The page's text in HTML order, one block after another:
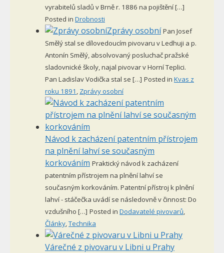
vyrabitelů sladů v Brně r. 1886 na pojištění […]
Posted in Drobnosti
Zprávy osobní Pan Josef
Smělý stal se dílovedoucím pivovaru v Ledhuji a p.
Antonín Smělý, absolvovaný posluchač pražské
sladovnické školy, najal pivovar v Horní Teplici.
Pan Ladislav Vodička stal se […] Posted in Kvas z
roku 1891 , Zprávy osobní
Návod k zacházení patentním přístrojem
na plnění lahví se současným
korkováním Praktický návod k zacházení
patentním přístrojem na plnění lahví se
současným korkováním. Patentní přístroj k plnění
lahví - stáčečka uvádí se následovně v činnost: Do
vzdušního […] Posted in Dodavatelé pivovarů,
Články,Technika
Várečné z pivovaru v Libni u Prahy